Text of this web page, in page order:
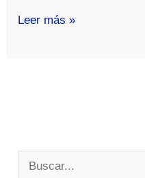
30
Will
Leer más »